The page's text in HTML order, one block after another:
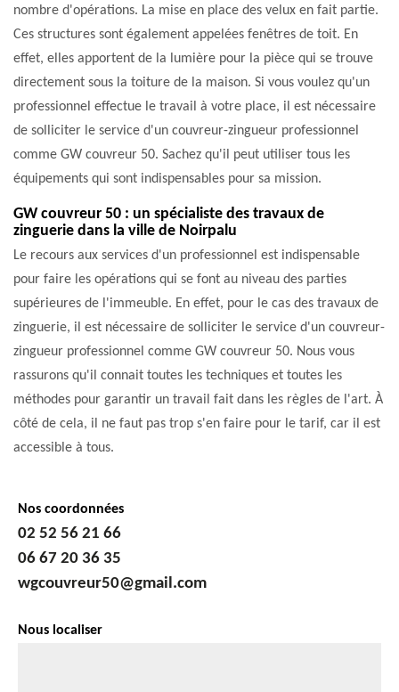
nombre d'opérations. La mise en place des velux en fait partie.
Ces structures sont également appelées fenêtres de toit. En
effet, elles apportent de la lumière pour la pièce qui se trouve
directement sous la toiture de la maison. Si vous voulez qu'un
professionnel effectue le travail à votre place, il est nécessaire
de solliciter le service d'un couvreur-zingueur professionnel
comme GW couvreur 50. Sachez qu'il peut utiliser tous les
équipements qui sont indispensables pour sa mission.
GW couvreur 50 : un spécialiste des travaux de
zinguerie dans la ville de Noirpalu
Le recours aux services d'un professionnel est indispensable
pour faire les opérations qui se font au niveau des parties
supérieures de l'immeuble. En effet, pour le cas des travaux de
zinguerie, il est nécessaire de solliciter le service d'un couvreur-
zingueur professionnel comme GW couvreur 50. Nous vous
rassurons qu'il connait toutes les techniques et toutes les
méthodes pour garantir un travail fait dans les règles de l'art. À
côté de cela, il ne faut pas trop s'en faire pour le tarif, car il est
accessible à tous.
Nos coordonnées
02 52 56 21 66
06 67 20 36 35
wgcouvreur50@gmail.com
Nous localiser